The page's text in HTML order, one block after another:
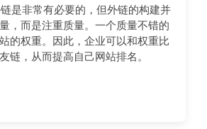
是非常有必要的，但外链的构建并
，而是注重质量。一个质量不错的
的权重。因此，企业可以和权重比
链，从而提高自己网站排名。